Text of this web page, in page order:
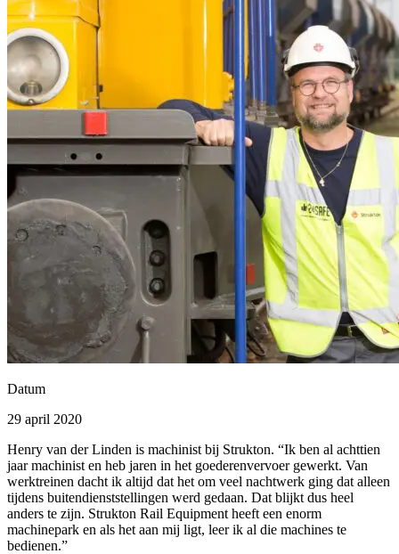
Datum
29 april 2020
Henry van der Linden is machinist bij Strukton. “Ik ben al achttien
jaar machinist en heb jaren in het goederenvervoer gewerkt. Van
werktreinen dacht ik altijd dat het om veel nachtwerk ging dat alleen
tijdens buitendienststellingen werd gedaan. Dat blijkt dus heel
anders te zijn. Strukton Rail Equipment heeft een enorm
machinepark en als het aan mij ligt, leer ik al die machines te
bedienen.”